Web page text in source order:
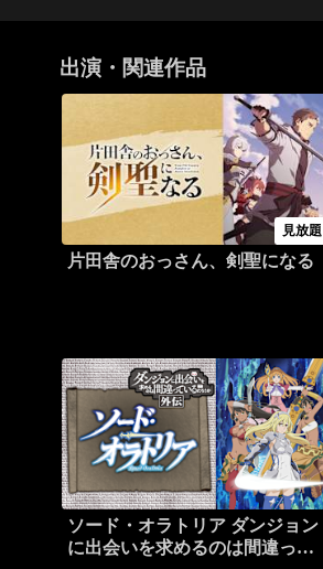
出演・関連作品
見放題
片田舎のおっさん、剣聖になる
ソード・オラトリア ダンジョン
に出会いを求めるのは間違って